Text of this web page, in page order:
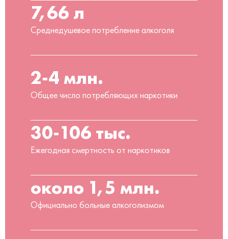
7,66 л
Среднедушевое потребление алкоголя
2-4 млн.
Общее число потребляющих наркотики
30-106 тыс.
Ежегодная смертность от наркотиков
около 1,5 млн.
Официально больные алкоголизмом